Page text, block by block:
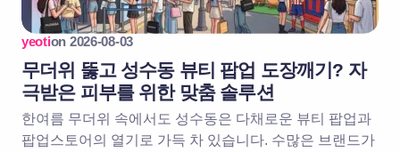
yeotion 2026-08-03
무더위 뚫고 성수동 뷰티 팝업 도장깨기? 자
극받은 피부를 위한 맞춤 솔루션
한여름 무더위 속에서도 성수동은 다채로운 뷰티 팝업과
팝업스토어의 열기로 가득 차 있습니다. 수많은 브랜드가